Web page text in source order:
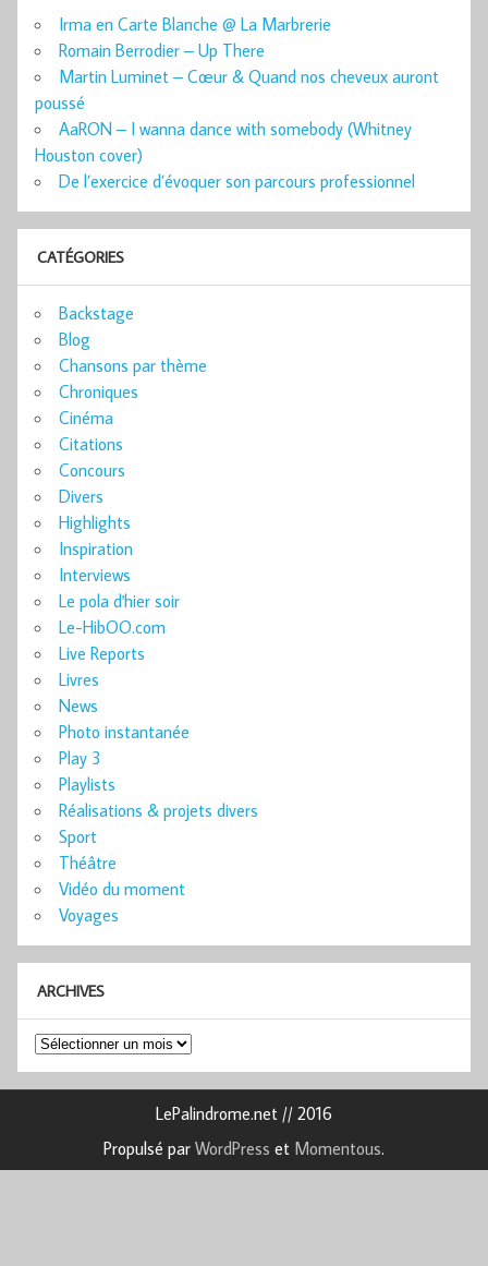
Irma en Carte Blanche @ La Marbrerie
Romain Berrodier – Up There
Martin Luminet – Cœur & Quand nos cheveux auront
poussé
AaRON – I wanna dance with somebody (Whitney
Houston cover)
De l’exercice d’évoquer son parcours professionnel
CATÉGORIES
Backstage
Blog
Chansons par thème
Chroniques
Cinéma
Citations
Concours
Divers
Highlights
Inspiration
Interviews
Le pola d'hier soir
Le-HibOO.com
Live Reports
Livres
News
Photo instantanée
Play 3
Playlists
Réalisations & projets divers
Sport
Théâtre
Vidéo du moment
Voyages
ARCHIVES
Archives
LePalindrome.net // 2016
Propulsé par WordPress et Momentous.